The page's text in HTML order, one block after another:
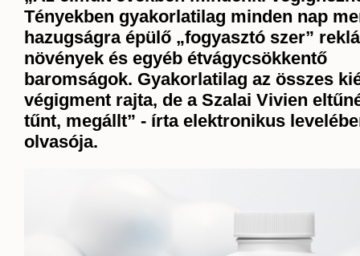
Tényekben gyakorlatilag minden nap
hazugságra épülő „fogyasztó szer”
növények és egyéb étvágycsökkentő
baromságok. Gyakorlatilag az összes
végigment rajta, de a Szalai Vivien
tűnt, megállt” - írta elektronikus
olvasója.